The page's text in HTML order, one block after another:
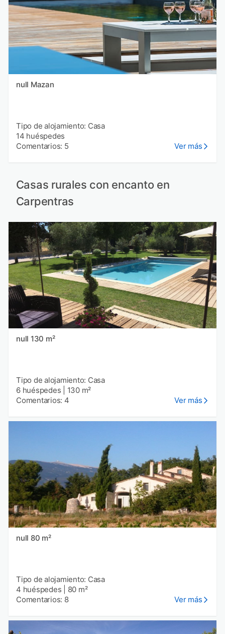
null Mazan
Tipo de alojamiento: Casa
14 huéspedes
Comentarios: 5
Ver más
Casas rurales con encanto en
Carpentras
null 130 m²
Tipo de alojamiento: Casa
6 huéspedes
130 m²
Comentarios: 4
Ver más
null 80 m²
Tipo de alojamiento: Casa
4 huéspedes
80 m²
Comentarios: 8
Ver más